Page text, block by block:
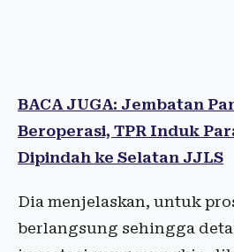
BACA JUGA: Jembatan
Beroperasi, TPR Induk
Dipindah ke Selatan JJLS
Dia menjelaskan, untuk
berlangsung sehingga